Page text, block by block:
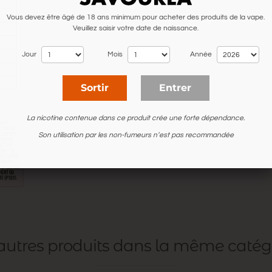
autres produits dans la même
Vous devez être âgé de 18 ans minimum pour acheter des produits de la vape.
Veuillez saisir votre date de naissance.
Jour Mois Année
Sortir Entrer
La nicotine contenue dans ce produit crée une forte dépendance.
Son utilisation par les non-fumeurs n’est pas recommandée